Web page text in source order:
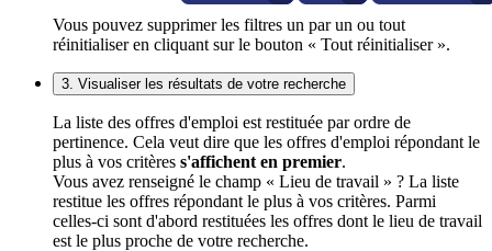
Vous pouvez supprimer les filtres un par un ou tout
réinitialiser en cliquant sur le bouton « Tout réinitialiser ».
3. Visualiser les résultats de votre recherche
La liste des offres d'emploi est restituée par ordre de
pertinence. Cela veut dire que les offres d'emploi répondant le
plus à vos critères s'affichent en premier.
Vous avez renseigné le champ « Lieu de travail » ? La liste
restitue les offres répondant le plus à vos critères. Parmi
celles-ci sont d'abord restituées les offres dont le lieu de travail
est le plus proche de votre recherche.